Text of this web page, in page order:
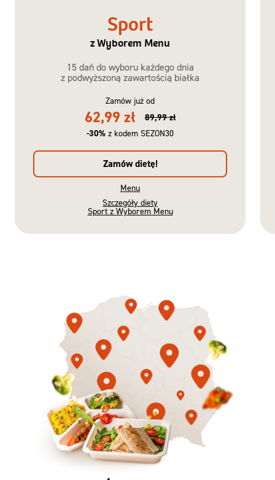
Sport
z Wyborem Menu
15 dań do wyboru każdego dnia
z podwyższoną zawartością białka
Zamów już od
62,99 zł
89,99 zł
-30% z kodem SEZON30
Zamów dietę!
Menu
Szczegóły diety
Sport z Wyborem Menu
3 razy TAK
1500kcal - 2250kcal